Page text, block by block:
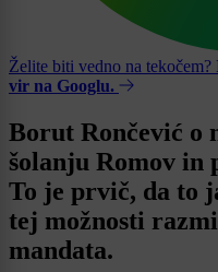
Želite biti vedno na tekočem?
vir na Googlu.
Borut Rončević o
šolanju Romov
To je prvič, da to
tej možnosti
mandata.